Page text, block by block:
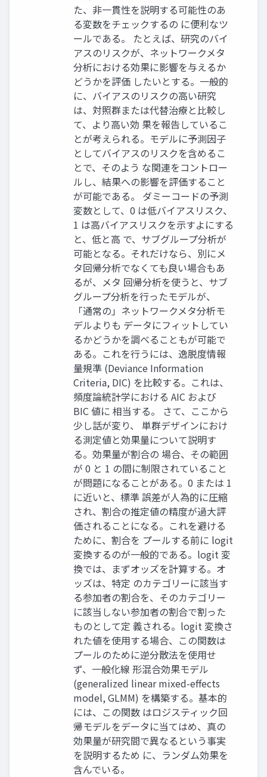
た、非一貫性を説明する可能性のあ
る変数をチェックするの に便利なツ
ールである。 たとえば、研究のバイ
アスのリスクが、ネットワークメタ
分析における効果に影響を与えるか
どうかを評価 したいとする。一般的
に、バイアスのリスクの高い研究
は、対照群または代替治療と比較し
て、より高い効 果を報告しているこ
とが考えられる。モデルに予測因子
としてバイアスのリスクを含めるこ
とで、そのよう な関連をコントロー
ルし、結果への影響を評価すること
が可能である。 ダミーコードの予測
変数として、0 は低バイアスリスク、
1 は高バイアスリスクを示すよにする
と、低と高 で、サブグループ分析が
可能となる。それだけなら、別にメ
タ回帰分析でなくても良い場合もあ
るが、メタ 回帰分析を使うと、サブ
グループ分析を行ったモデルが、
「通常の」ネットワークメタ分析モ
デルよりも データにフィットしてい
るかどうかを調べることもが可能で
ある。これを行うには、逸脱度情報
量規準 (Deviance Information
Criteria, DIC) を比較する。これは、
頻度論統計学における AIC および
BIC 値に 相当する。 さて、ここから
少し話が変り、 単群デザインにおけ
る測定値と効果量について説明す
る。効果量が割合の 場合、その範囲
が 0 と 1 の間に制限されていること
が問題になることがある。0 または 1
に近いと、標準 誤差が人為的に圧縮
され、割合の推定値の精度が過大評
価されることになる。これを避ける
ために、割合を プールする前に logit
変換するのが一般的である。logit 変
換では、まずオッズを計算する。オ
ッズは、特定 のカテゴリーに該当す
る参加者の割合を、そのカテゴリー
に該当しない参加者の割合で割った
ものとして定 義される。logit 変換さ
れた値を使用する場合、この関数は
プールのために逆分散法を使用せ
ず、一般化線 形混合効果モデル
(generalized linear mixed-effects
model, GLMM) を構築する。基本的
には、この関数 はロジスティック回
帰モデルをデータに当てはめ、真の
効果量が研究間で異なるという事実
を説明するため に、ランダム効果を
含んでいる。